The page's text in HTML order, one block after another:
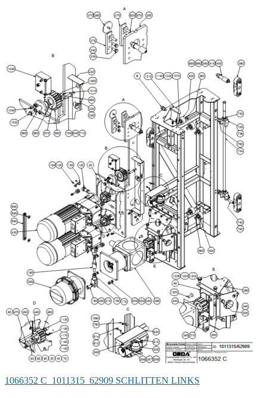
1066352 C_1011315_62909 SCHLITTEN LINKS